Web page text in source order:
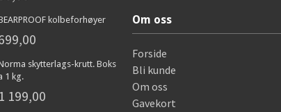
kolbeforhøyer
skytterlags-krutt. Boks
1 kg.
1 199,00
Om oss
Forside
Bli kunde
Om oss
Gavekort